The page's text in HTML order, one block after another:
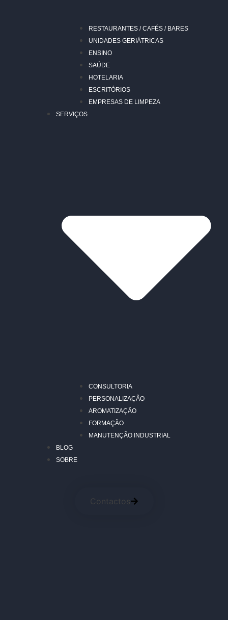
RESTAURANTES / CAFÉS / BARES
UNIDADES GERIÁTRICAS
ENSINO
SAÚDE
HOTELARIA
ESCRITÓRIOS
EMPRESAS DE LIMPEZA
SERVIÇOS
CONSULTORIA
PERSONALIZAÇÃO
AROMATIZAÇÃO
FORMAÇÃO
MANUTENÇÃO INDUSTRIAL
BLOG
SOBRE
Contactos